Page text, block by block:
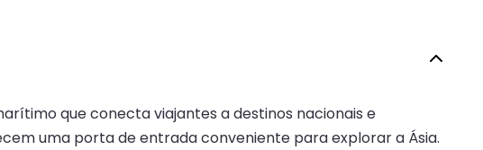
que conecta viajantes a destinos nacionais e
uma porta de entrada conveniente para explorar a Ásia.